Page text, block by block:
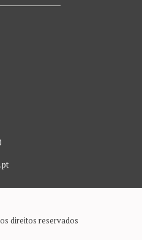
direitos reservados